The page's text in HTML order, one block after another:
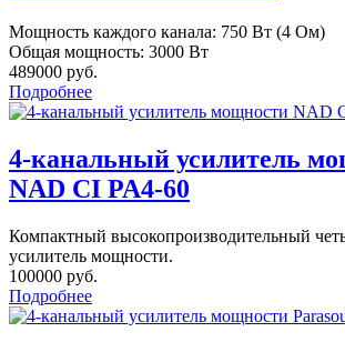
Мощность каждого канала: 750 Вт (4 Ом)
Общая мощность: 3000 Вт
489000 руб.
Подробнее
4-канальный усилитель
NAD CI PA4-60
Компактный высокопроизводительный
усилитель мощности.
100000 руб.
Подробнее